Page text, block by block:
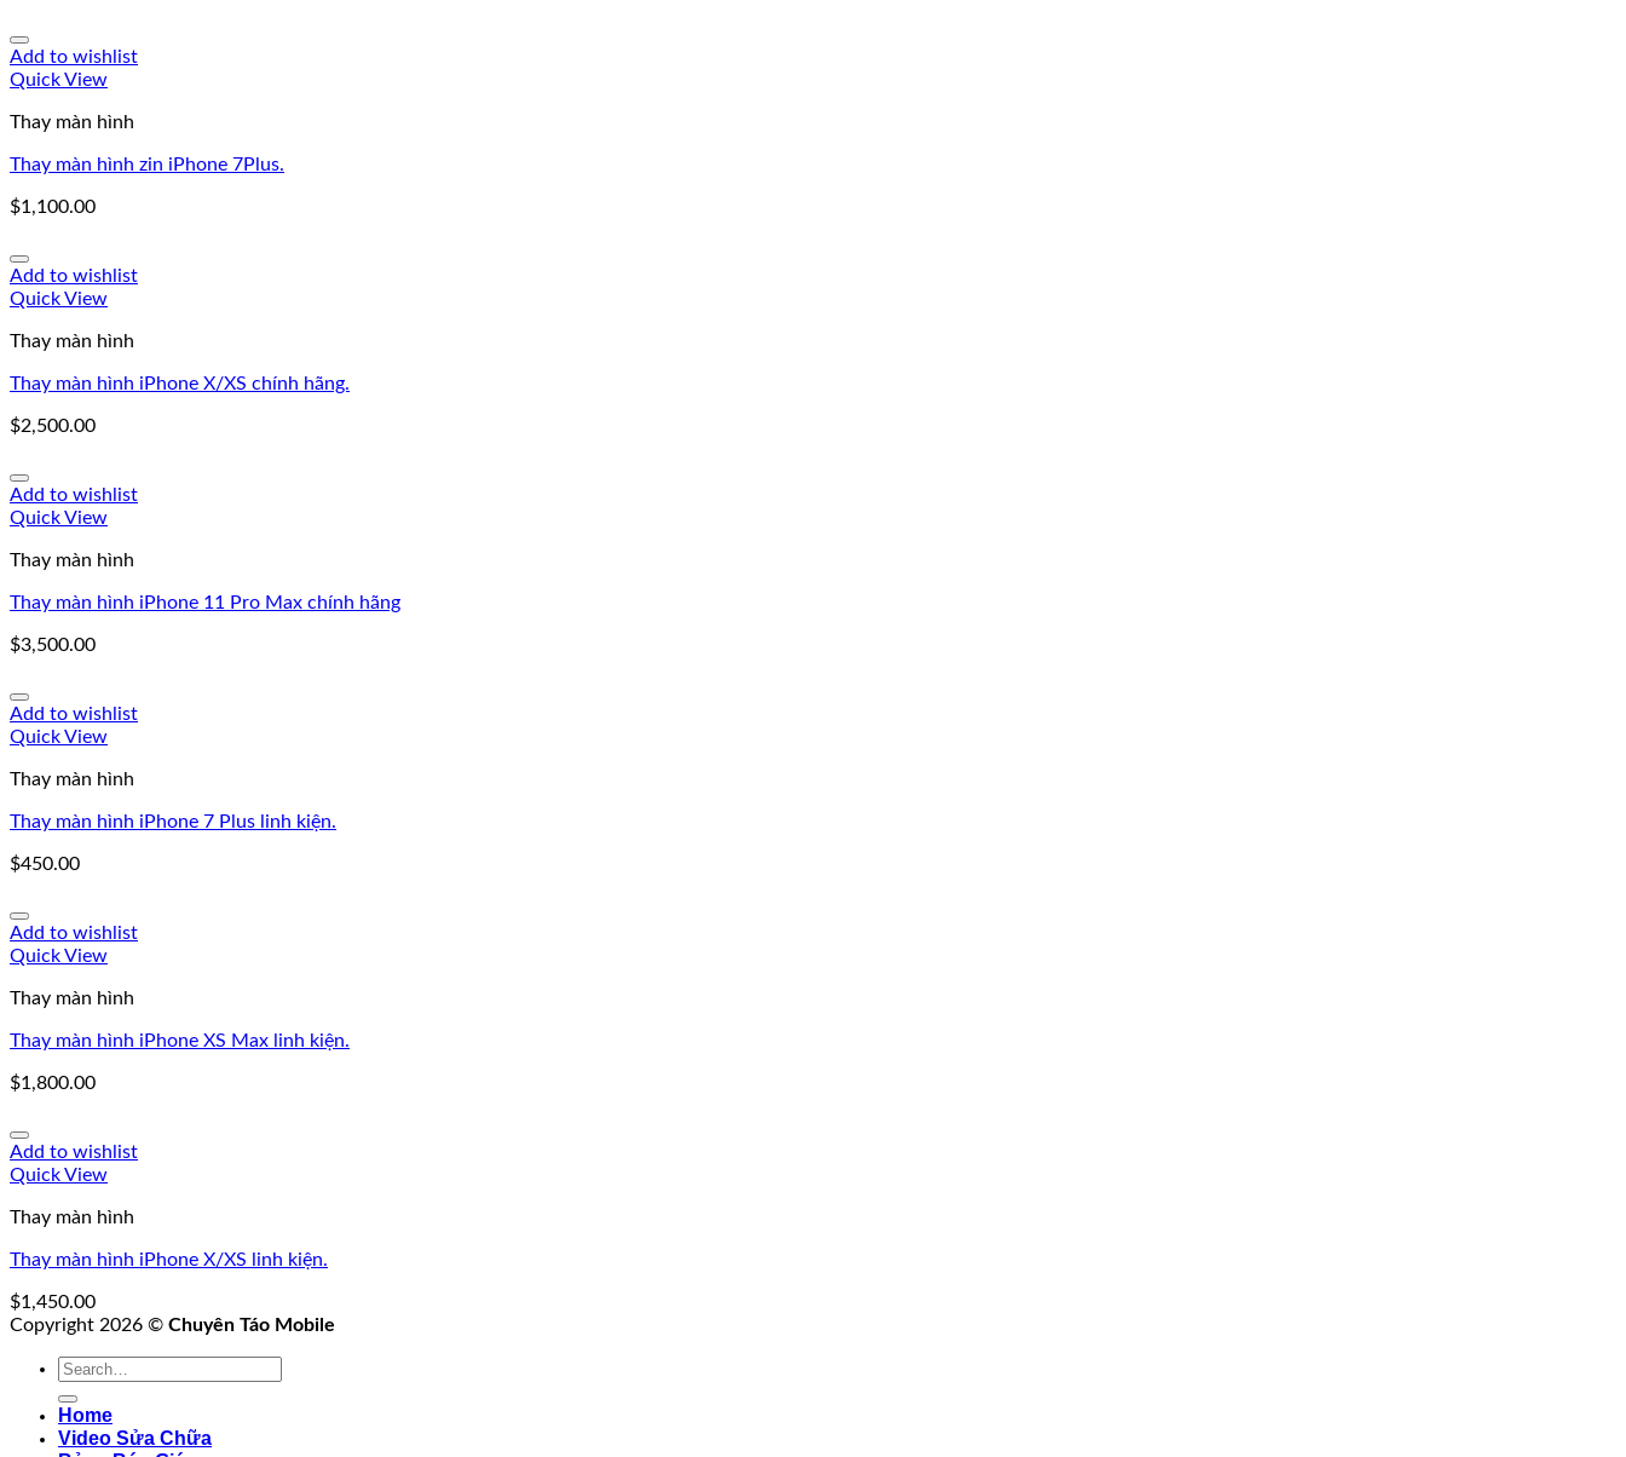
Add to wishlist
Quick View
Thay màn hình
Thay màn hình zin iPhone 7Plus.
$1,100.00
Add to wishlist
Quick View
Thay màn hình
Thay màn hình iPhone X/XS chính hãng.
$2,500.00
Add to wishlist
Quick View
Thay màn hình
Thay màn hình iPhone 11 Pro Max chính hãng
$3,500.00
Add to wishlist
Quick View
Thay màn hình
Thay màn hình iPhone 7 Plus linh kiện.
$450.00
Add to wishlist
Quick View
Thay màn hình
Thay màn hình iPhone XS Max linh kiện.
$1,800.00
Add to wishlist
Quick View
Thay màn hình
Thay màn hình iPhone X/XS linh kiện.
$1,450.00
Copyright 2026 © Chuyên Táo Mobile
Search
Home
Video Sửa Chữa